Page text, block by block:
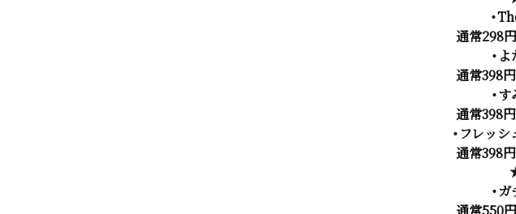
・
通常298
・
通常398
・
通常398
・フレッ
通常398
・